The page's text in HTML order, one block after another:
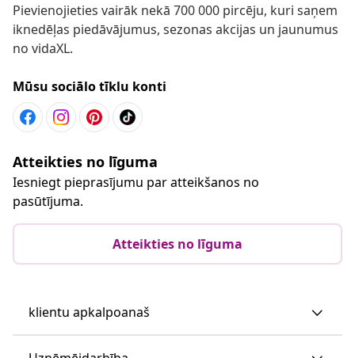
Pievienojieties vairāk nekā 700 000 pircēju, kuri saņem
iknedēļas piedāvājumus, sezonas akcijas un jaunumus
no vidaXL.
Mūsu sociālo tīklu konti
Atteikties no līguma
Iesniegt pieprasījumu par atteikšanos no
pasūtījuma.
Atteikties no līguma
klientu apkalpoanaš